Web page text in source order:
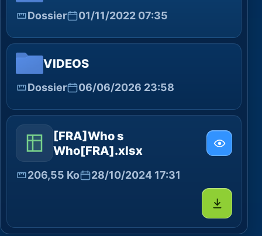
Dossier 01/11/2022 07:35
VIDEOS
Dossier 06/06/2026 23:58
[FRA]Who s
Who[FRA].xlsx
206,55 Ko 28/10/2024 17:31